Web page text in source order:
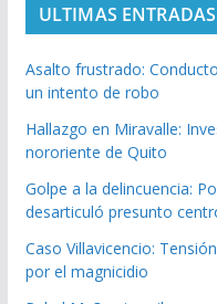
ULTIMAS ENTRADAS
Asalto frustrado:
un intento de robo
Hallazgo en Miravalle:
nororiente de Quito
Golpe a la delincuencia:
desarticuló presunto
Caso Villavicencio:
por el magnicidio